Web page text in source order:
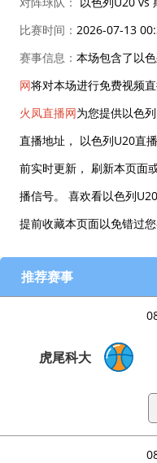
比赛时间： 2026-07-13
赛事信息： 本场包含了以
网将对本场进行免费视频直
火凤直播网为您提供以色
直播地址， 以色列U20直
前实时更新， 刷新本页面
播信号。 喜欢看以色列
提前收藏本页面以免错过您
推荐赛事
虎尾科大